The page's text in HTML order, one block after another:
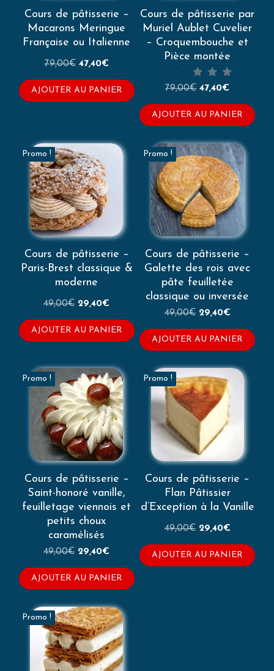
Cours de pâtisserie –
Macarons Meringue
Française ou Italienne
79,00€ Le
initial
était :
47,40€Le
actuel
est :
AJOUTER AU PANIER
Cours de pâtisserie par
Muriel Aublet Cuvelier
– Croquembouche et
Pièce montée
Note
2.00
sur 5
79,00€ Le
initial
était :
79,00€.
47,40€
actuel
est :
47,40€.
AJOUTER AU PANIER
Promo !
Cours de pâtisserie –
Paris-Brest classique &
moderne
49,00€ Le
initial
était :
29,40€
actuel
est :
AJOUTER AU PANIER
Promo !
Cours de pâtisserie –
Galette des rois avec
pâte feuilletée
classique ou inversée
49,00€ Le
initial
était :
49,00€.
29,40€Le
actuel
est :
29,40€.
AJOUTER AU PANIER
Promo !
Cours de pâtisserie –
Saint-honoré vanille,
feuilletage viennois et
petits choux
caramélisés
49,00€ Le
initial
était :
49,00€.
29,40€
actuel
est :
29,40€.
AJOUTER AU PANIER
Promo !
Cours de pâtisserie –
Flan Pâtissier
d’Exception à la Vanille
49,00€ Le
initial
était :
29,40€Le
actuel
est :
AJOUTER AU PANIER
Promo !